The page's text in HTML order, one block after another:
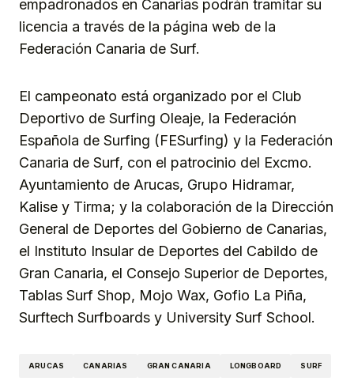
empadronados en Canarias podrán tramitar su
licencia a través de la página web de la
Federación Canaria de Surf.
El campeonato está organizado por el Club
Deportivo de Surfing Oleaje, la Federación
Española de Surfing (FESurfing) y la Federación
Canaria de Surf, con el patrocinio del Excmo.
Ayuntamiento de Arucas, Grupo Hidramar,
Kalise y Tirma; y la colaboración de la Dirección
General de Deportes del Gobierno de Canarias,
el Instituto Insular de Deportes del Cabildo de
Gran Canaria, el Consejo Superior de Deportes,
Tablas Surf Shop, Mojo Wax, Gofio La Piña,
Surftech Surfboards y University Surf School.
ARUCAS CANARIAS GRAN CANARIA LONGBOARD SURF